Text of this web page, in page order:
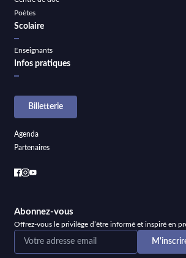
Poètes
Scolaire
Enseignants
Infos pratiques
Billetterie
Agenda
Partenaires
Abonnez-vous
Offrez-vous le privilège d’être informé et inspiré en